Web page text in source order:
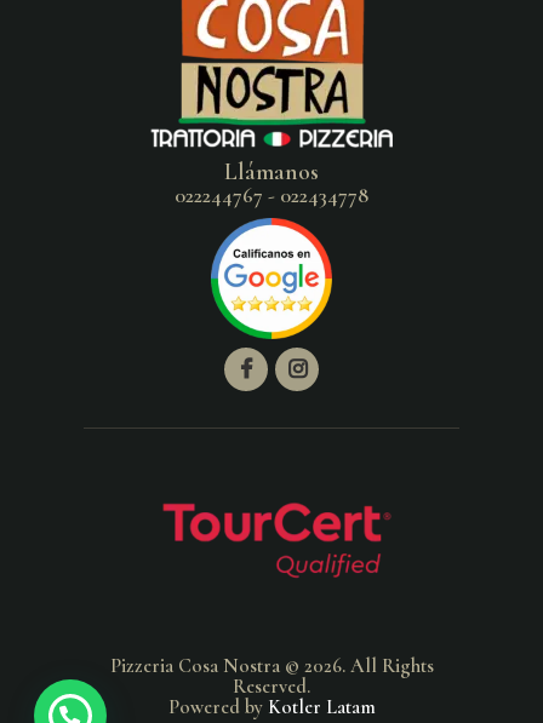
Llámanos
022244767 - 022434778
Pizzeria Cosa Nostra © 2026. All Rights
Reserved.
Powered by Kotler Latam